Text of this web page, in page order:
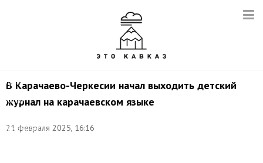
В Карачаево-Черкесии начал выходить детский
журнал на карачаевском языке
21 февраля 2025, 16:16
пресс-
служба
Главы
Карачаево-